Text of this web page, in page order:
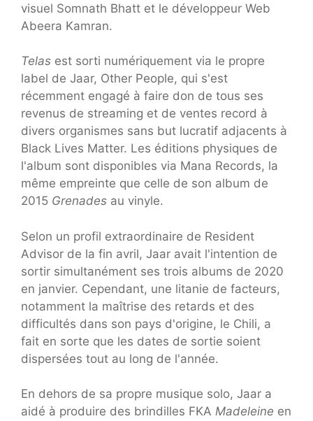
visuel Somnath Bhatt et le développeur Web
Abeera Kamran.
Telas est sorti numériquement via le propre
label de Jaar, Other People, qui s'est
récemment engagé à faire don de tous ses
revenus de streaming et de ventes record à
divers organismes sans but lucratif adjacents à
Black Lives Matter. Les éditions physiques de
l'album sont disponibles via Mana Records, la
même empreinte que celle de son album de
2015 Grenades au vinyle.
Selon un profil extraordinaire de Resident
Advisor de la fin avril, Jaar avait l'intention de
sortir simultanément ses trois albums de 2020
en janvier. Cependant, une litanie de facteurs,
notamment la maîtrise des retards et des
difficultés dans son pays d'origine, le Chili, a
fait en sorte que les dates de sortie soient
dispersées tout au long de l'année.
En dehors de sa propre musique solo, Jaar a
aidé à produire des brindilles FKA Madeleine en